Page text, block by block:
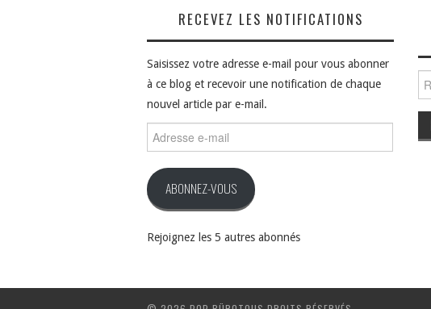
RECEVEZ LES NOTIFICATIONS
Saisissez votre adresse e-mail pour vous abonner
à ce blog et recevoir une notification de chaque
nouvel article par e-mail.
e-
ABONNEZ-VOUS
Rejoignez les 5 autres abonnés